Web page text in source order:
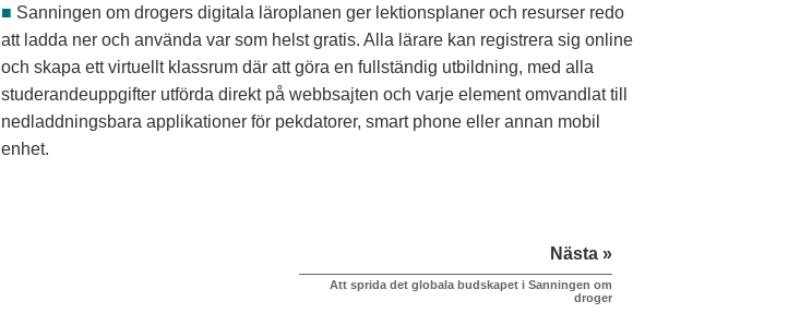
■ Sanningen om drogers digitala läroplanen ger lektionsplaner och resurser redo
att ladda ner och använda var som helst gratis. Alla lärare kan registrera sig online
och skapa ett virtuellt klassrum där att göra en fullständig utbildning, med alla
studerandeuppgifter utförda direkt på webbsajten och varje element omvandlat till
nedladdningsbara applikationer för pekdatorer, smart phone eller annan mobil
enhet.
Nästa »
Att sprida det globala budskapet i Sanningen om
droger